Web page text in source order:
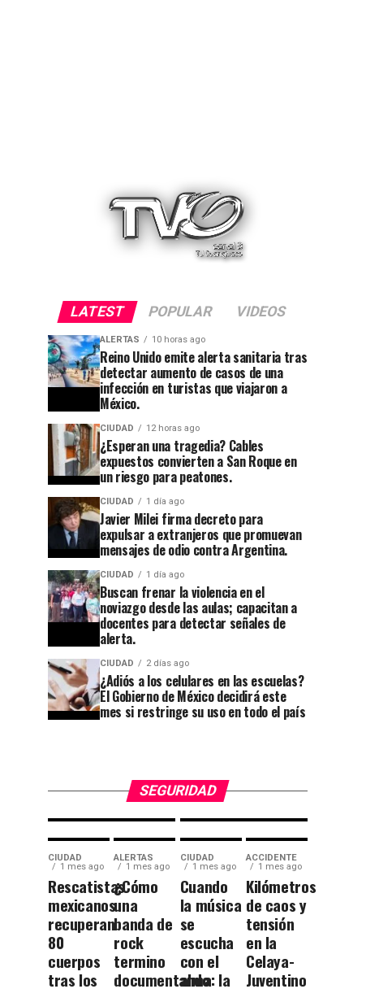
LATEST POPULAR VIDEOS
ALERTAS 10 horas ago
Reino Unido emite alerta sanitaria tras
detectar aumento de casos de una
infección en turistas que viajaron a
México.
CIUDAD 12 horas ago
¿Esperan una tragedia? Cables
expuestos convierten a San Roque en
un riesgo para peatones.
CIUDAD 1 día ago
Javier Milei firma decreto para
expulsar a extranjeros que promuevan
mensajes de odio contra Argentina.
CIUDAD 1 día ago
Buscan frenar la violencia en el
noviazgo desde las aulas; capacitan a
docentes para detectar señales de
alerta.
CIUDAD 2 días ago
¿Adiós a los celulares en las escuelas?
El Gobierno de México decidirá este
mes si restringe su uso en todo el país
SEGURIDAD
CIUDAD 1 semana ago
Guanajuato
se
apaga:
denuncian
abandono
en
Cuesta
China y
el
callejón
Momias.
CIUDAD 4 semanas ago
Después
años,
Tribunal
cierra el
caso
contra el
exagente
del
CISEN
de
participar
en el
Colosio.
CIUDAD
1 mes ago
Rescatistas
mexicanos
recuperan
80
cuerpos
tras los
ALERTAS
1 mes ago
¿Cómo
una
banda de
rock
termino
documentando
CIUDAD
1 mes ago
Cuando
la música
se
escucha
con el
alma: la
ACCIDENTE
1 mes ago
Kilómetros
de caos y
tensión
en la
Celaya-
Juventino